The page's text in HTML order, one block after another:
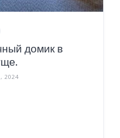
домик в
2024